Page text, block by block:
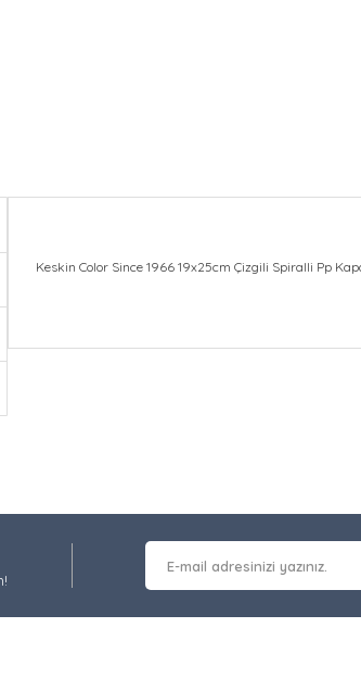
Keskin Color Since 1966 19x25cm Çizgili Spiralli Pp
Ürün fiyatı diğer sitelerden daha pahalı.